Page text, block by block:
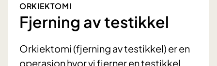
ORKIEKTOMI
Fjerning av testikkel
Orkiektomi (fjerning av testikkel) er en
operasjon hvor vi fjerner en testikkel